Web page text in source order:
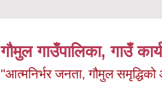
गौमुल गाउँपालिका, गाउँ
"आत्मनिर्भर जनता, गौमुल समृद्धिको